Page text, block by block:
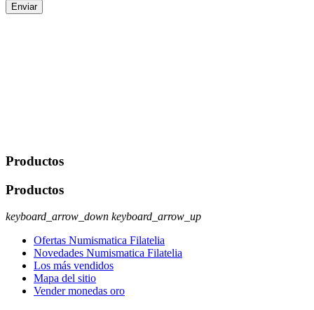
Enviar
Productos
Productos
keyboard_arrow_down keyboard_arrow_up
Ofertas Numismatica Filatelia
Novedades Numismatica Filatelia
Los más vendidos
Mapa del sitio
Vender monedas oro